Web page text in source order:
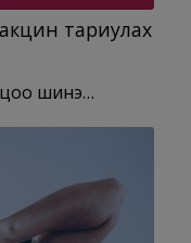
тариулах
цоо шинэ…